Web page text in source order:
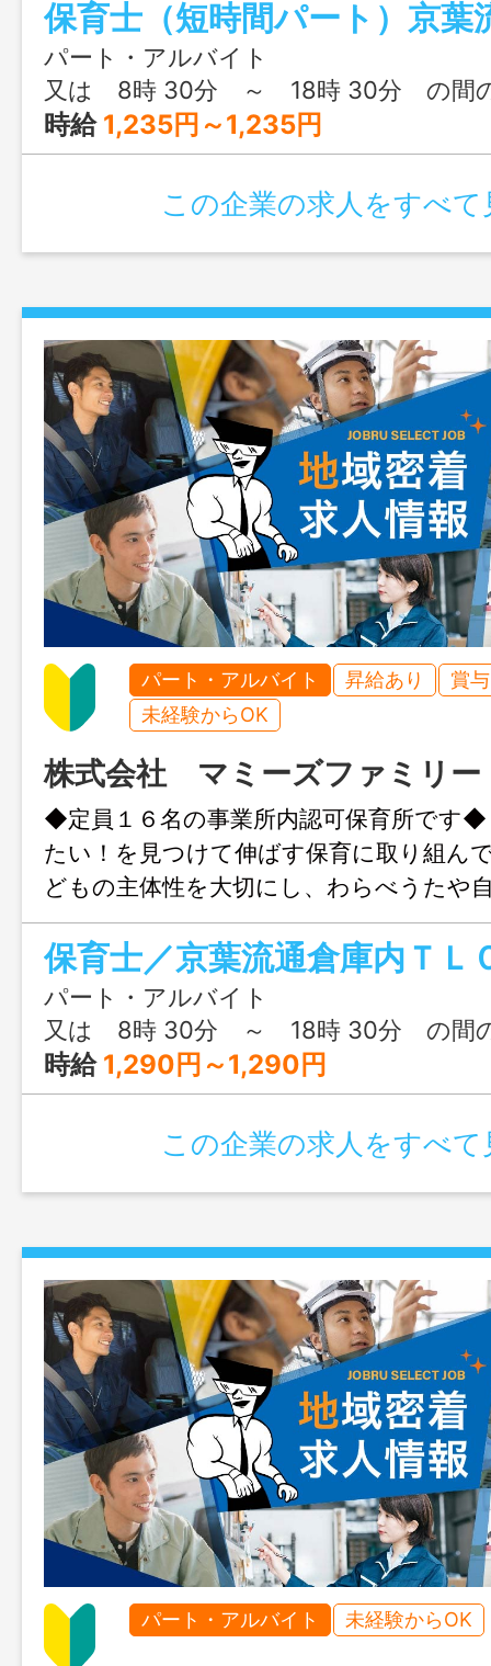
育んでいきます。 保育士が３～５人の
育児担当制保育です。 食事・排泄・着替
など、生活の一つひとつを丁寧に 関わ
もが安心して過ごせる環境をつくりま
ランクのある方も安心してスタートでき
バ ディ制度があります。 スタッフ同
あたたかい雰囲気の中で働ける 変更
パート・アルバイト
又は 8時 30分 ～ 18時 30分 の間
時給 1,235円～1,235円
この企業の求人をすべて
パート・アルバイト 昇給あり
賞
未経験からOK
株式会社 マミーズファミリー
◆定員１６名の事業所内認可保育所で
たい！を見つけて伸ばす保育に取り組
どもの主体性を大切にし、わらべうたや
い、五感 を使った体験を通して、子ど
育んでいきます。 保育士が３～５人の
育児担当制保育です。 食事・排泄・着替
など、生活の一つひとつを丁寧に 関わ
もが安心して過ごせる環境をつくりま
ランクのある方も安心してスタートでき
バ ディ制度があります。 スタッフ同
あたたかい雰囲気の中で働ける職場で
更なし
パート・アルバイト
又は 8時 30分 ～ 18時 30分 の間
時給 1,290円～1,290円
この企業の求人をすべて
パート・アルバイト 未経験からOK